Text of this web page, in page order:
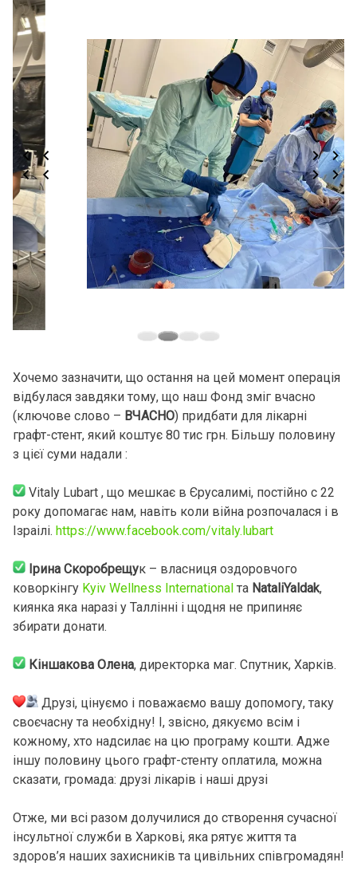
Хочемо зазначити, що остання на цей момент операція
відбулася завдяки тому, що наш Фонд зміг вчасно
(ключове слово – ВЧАСНО) придбати для лікарні
графт-стент, який коштує 80 тис грн. Більшу половину
з цієї суми надали :
Vitaly Lubart , що мешкає в Єрусалимі, постійно с 22
року допомагає нам, навіть коли війна розпочалася і в
Ізраілі. https://www.facebook.com/vitaly.lubart
Ірина Скоробрещук – власниця оздоровчого
коворкінгу Kyiv Wellness Internationalта NataliYaldak,
киянка яка наразі у Таллінні і щодня не припиняє
збирати донати.
Кіншакова Олена, директорка маг. Спутник, Харків.
Друзі, цінуємо і поважаємо вашу допомогу, таку
своєчасну та необхідну! І, звісно, дякуємо всім і
кожному, хто надсилає на цю програму кошти. Адже
іншу половину цього графт-стенту оплатила, можна
сказати, громада: друзі лікарів і наші друзі
Отже, ми всі разом долучилися до створення сучасної
інсультної служби в Харкові, яка рятує життя та
здоров’я наших захисників та цивільних співгромадян!